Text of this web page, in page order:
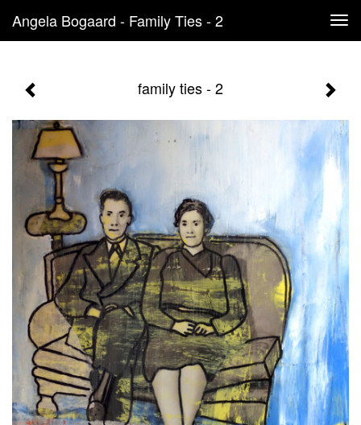
Angela Bogaard - Family Ties - 2
family ties - 2